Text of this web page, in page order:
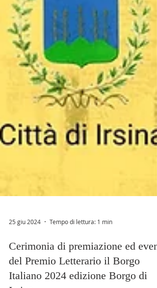
25 giu 2024 Tempo di lettura: 1 min
Cerimonia di premiazione ed
del Premio Letterario il Borgo